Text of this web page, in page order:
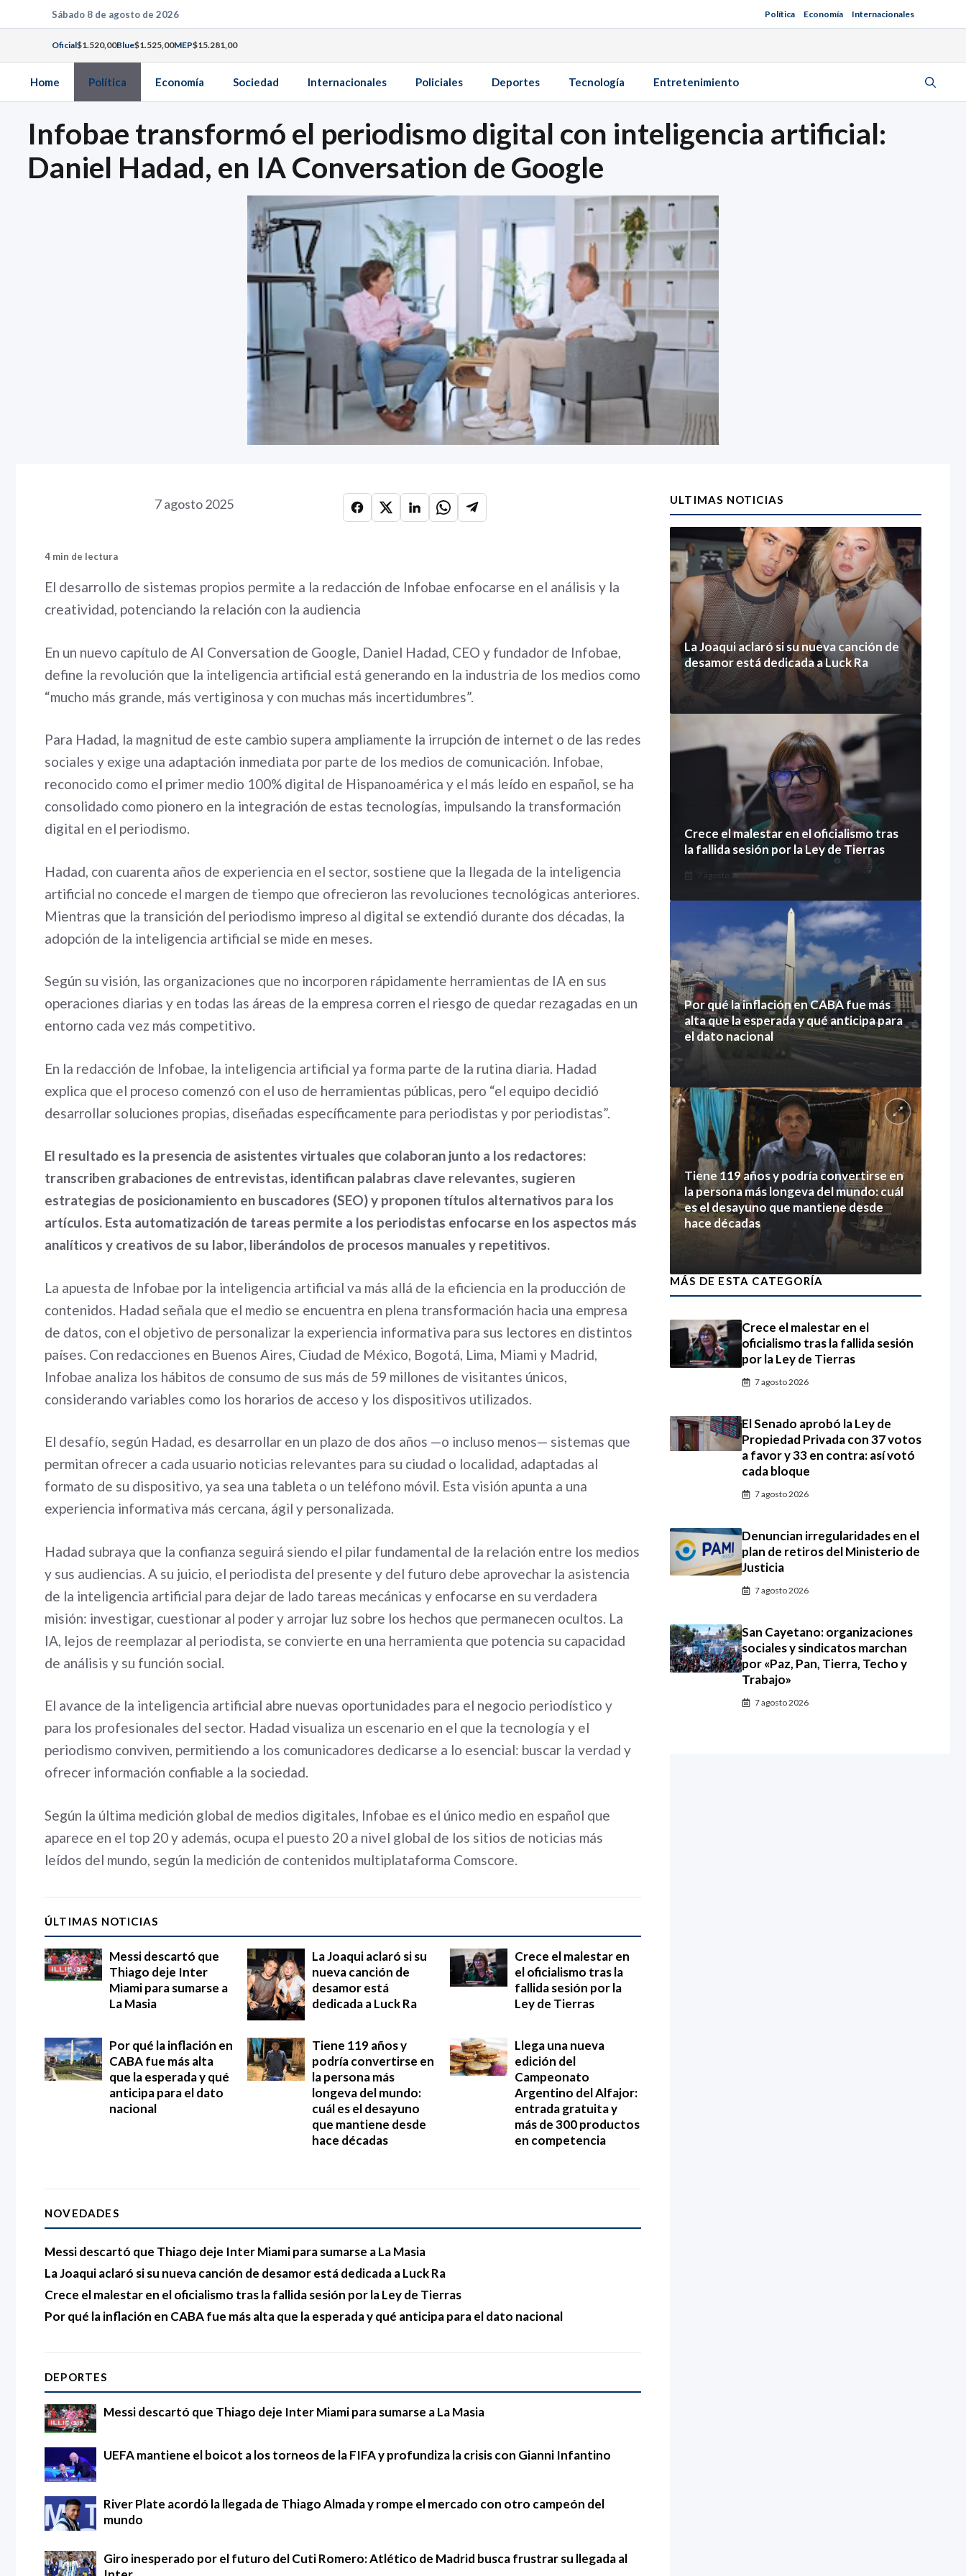
al
contenido
Sábado 8 de agosto de 2026 Política Economía Internacionales
Oficial$1.520,00Blue$1.525,00MEP$15.281,00
Home Política Economía Sociedad Internacionales Policiales Deportes Tecnología Entretenimiento
Infobae transformó el periodismo digital con inteligencia artificial:
Daniel Hadad, en IA Conversation de Google
7 agosto 2025
4 min de lectura
El desarrollo de sistemas propios permite a la redacción de Infobae enfocarse en el análisis y la
creatividad, potenciando la relación con la audiencia
En un nuevo capítulo de AI Conversation de Google, Daniel Hadad, CEO y fundador de Infobae,
define la revolución que la inteligencia artificial está generando en la industria de los medios como
“mucho más grande, más vertiginosa y con muchas más incertidumbres”.
Para Hadad, la magnitud de este cambio supera ampliamente la irrupción de internet o de las redes
sociales y exige una adaptación inmediata por parte de los medios de comunicación. Infobae,
reconocido como el primer medio 100% digital de Hispanoamérica y el más leído en español, se ha
consolidado como pionero en la integración de estas tecnologías, impulsando la transformación
digital en el periodismo.
Hadad, con cuarenta años de experiencia en el sector, sostiene que la llegada de la inteligencia
artificial no concede el margen de tiempo que ofrecieron las revoluciones tecnológicas anteriores.
Mientras que la transición del periodismo impreso al digital se extendió durante dos décadas, la
adopción de la inteligencia artificial se mide en meses.
Según su visión, las organizaciones que no incorporen rápidamente herramientas de IA en sus
operaciones diarias y en todas las áreas de la empresa corren el riesgo de quedar rezagadas en un
entorno cada vez más competitivo.
En la redacción de Infobae, la inteligencia artificial ya forma parte de la rutina diaria. Hadad
explica que el proceso comenzó con el uso de herramientas públicas, pero “el equipo decidió
desarrollar soluciones propias, diseñadas específicamente para periodistas y por periodistas”.
El resultado es la presencia de asistentes virtuales que colaboran junto a los redactores:
transcriben grabaciones de entrevistas, identifican palabras clave relevantes, sugieren
estrategias de posicionamiento en buscadores (SEO) y proponen títulos alternativos para los
artículos. Esta automatización de tareas permite a los periodistas enfocarse en los aspectos más
analíticos y creativos de su labor, liberándolos de procesos manuales y repetitivos.
La apuesta de Infobae por la inteligencia artificial va más allá de la eficiencia en la producción de
contenidos. Hadad señala que el medio se encuentra en plena transformación hacia una empresa
de datos, con el objetivo de personalizar la experiencia informativa para sus lectores en distintos
países. Con redacciones en Buenos Aires, Ciudad de México, Bogotá, Lima, Miami y Madrid,
Infobae analiza los hábitos de consumo de sus más de 59 millones de visitantes únicos,
considerando variables como los horarios de acceso y los dispositivos utilizados.
El desafío, según Hadad, es desarrollar en un plazo de dos años —o incluso menos— sistemas que
permitan ofrecer a cada usuario noticias relevantes para su ciudad o localidad, adaptadas al
formato de su dispositivo, ya sea una tableta o un teléfono móvil. Esta visión apunta a una
experiencia informativa más cercana, ágil y personalizada.
Hadad subraya que la confianza seguirá siendo el pilar fundamental de la relación entre los medios
y sus audiencias. A su juicio, el periodista del presente y del futuro debe aprovechar la asistencia
de la inteligencia artificial para dejar de lado tareas mecánicas y enfocarse en su verdadera
misión: investigar, cuestionar al poder y arrojar luz sobre los hechos que permanecen ocultos. La
IA, lejos de reemplazar al periodista, se convierte en una herramienta que potencia su capacidad
de análisis y su función social.
El avance de la inteligencia artificial abre nuevas oportunidades para el negocio periodístico y
para los profesionales del sector. Hadad visualiza un escenario en el que la tecnología y el
periodismo conviven, permitiendo a los comunicadores dedicarse a lo esencial: buscar la verdad y
ofrecer información confiable a la sociedad.
Según la última medición global de medios digitales, Infobae es el único medio en español que
aparece en el top 20 y además, ocupa el puesto 20 a nivel global de los sitios de noticias más
leídos del mundo, según la medición de contenidos multiplataforma Comscore.
ÚLTIMAS NOTICIAS
Messi descartó que
Thiago deje Inter
Miami para sumarse a
La Masia
La Joaqui aclaró si su
nueva canción de
desamor está
dedicada a Luck Ra
Crece el malestar en
el oficialismo tras la
fallida sesión por la
Ley de Tierras
Por qué la inflación en
CABA fue más alta
que la esperada y qué
anticipa para el dato
nacional
Tiene 119 años y
podría convertirse en
la persona más
longeva del mundo:
cuál es el desayuno
que mantiene desde
hace décadas
Llega una nueva
edición del
Campeonato
Argentino del Alfajor:
entrada gratuita y
más de 300 productos
en competencia
NOVEDADES
Messi descartó que Thiago deje Inter Miami para sumarse a La Masia
La Joaqui aclaró si su nueva canción de desamor está dedicada a Luck Ra
Crece el malestar en el oficialismo tras la fallida sesión por la Ley de Tierras
Por qué la inflación en CABA fue más alta que la esperada y qué anticipa para el dato nacional
DEPORTES
Messi descartó que Thiago deje Inter Miami para sumarse a La Masia
UEFA mantiene el boicot a los torneos de la FIFA y profundiza la crisis con Gianni Infantino
River Plate acordó la llegada de Thiago Almada y rompe el mercado con otro campeón del
mundo
Giro inesperado por el futuro del Cuti Romero: Atlético de Madrid busca frustrar su llegada al
ULTIMAS NOTICIAS
La Joaqui aclaró si su nueva canción de
desamor está dedicada a Luck Ra
7 agosto 2026
Crece el malestar en el oficialismo tras
la fallida sesión por la Ley de Tierras
7 agosto 2026
Por qué la inflación en CABA fue más
alta que la esperada y qué anticipa para
el dato nacional
Tiene 119 años y podría convertirse en
la persona más longeva del mundo: cuál
es el desayuno que mantiene desde
hace décadas
7 agosto 2026
MÁS DE ESTA CATEGORÍA
Crece el malestar en el
oficialismo tras la fallida sesión
por la Ley de Tierras
7 agosto 2026
El Senado aprobó la Ley de
Propiedad Privada con 37 votos
a favor y 33 en contra: así votó
cada bloque
7 agosto 2026
Denuncian irregularidades en el
plan de retiros del Ministerio de
Justicia
7 agosto 2026
San Cayetano: organizaciones
sociales y sindicatos marchan
por «Paz, Pan, Tierra, Techo y
Trabajo»
7 agosto 2026